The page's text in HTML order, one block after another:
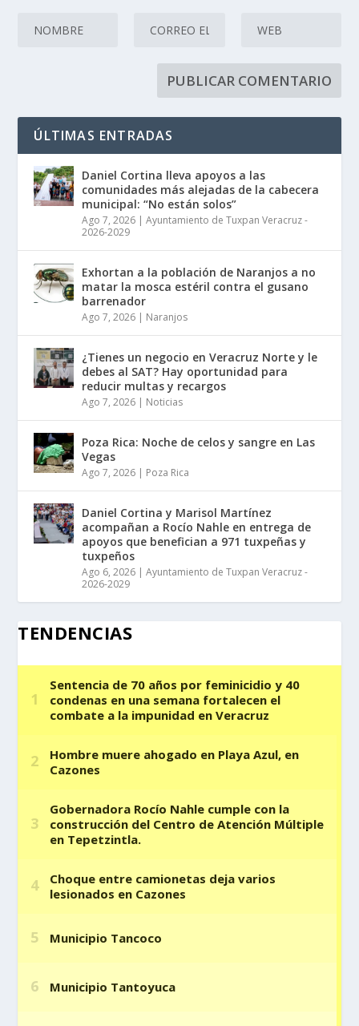
ÚLTIMAS ENTRADAS
Daniel Cortina lleva apoyos a las
comunidades más alejadas de la cabecera
municipal: “No están solos”
Ago 7, 2026 |Ayuntamiento de Tuxpan Veracruz -
2026-2029
Exhortan a la población de Naranjos a no
matar la mosca estéril contra el gusano
barrenador
Ago 7, 2026 | Naranjos
¿Tienes un negocio en Veracruz Norte y le
debes al SAT? Hay oportunidad para
reducir multas y recargos
Ago 7, 2026 | Noticias
Poza Rica: Noche de celos y sangre en Las
Vegas
Ago 7, 2026 | Poza Rica
Daniel Cortina y Marisol Martínez
acompañan a Rocío Nahle en entrega de
apoyos que benefician a 971 tuxpeñas y
tuxpeños
Ago 6, 2026 |Ayuntamiento de Tuxpan Veracruz -
2026-2029
TENDENCIAS